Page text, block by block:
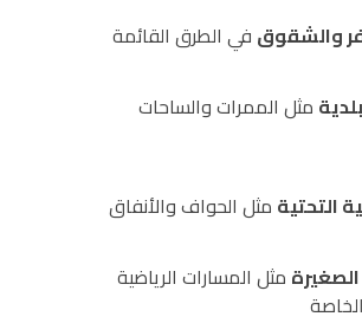
والشقوق في الطرق القائمة
مثل الممرات والساحات
التحتية مثل الحواف والأنفاق
مثل المسارات الرياضية